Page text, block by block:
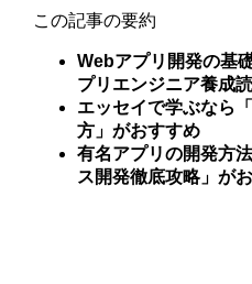
この記事の要約
Webアプリ開発の基
プリエンジニア養成
エッセイで学ぶなら
方」がおすすめ
有名アプリの開発方
ス開発徹底攻略」が